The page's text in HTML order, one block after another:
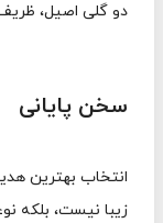
دو گلی اصیل،
سخن پایانی
انتخاب بهترین
زیبا نیست، بلکه